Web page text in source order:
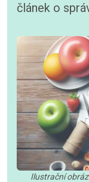
článek o
Ilustrační